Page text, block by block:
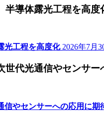
導体露光工程を高度
光工程を高度化 2026年7月
代光通信やセンサー
やセンサーへの応用に期